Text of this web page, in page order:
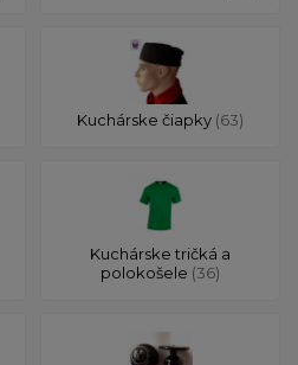
Kuchárske čiapky (63)
Kuchárske tričká a
polokošele (36)